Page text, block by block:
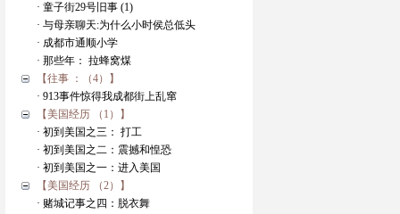
· 童子街29号旧事 (1)
· 与母亲聊天:为什么小时侯总低头
· 成都市通顺小学
· 那些年： 拉蜂窝煤
【往事 ：（4）】
· 913事件惊得我成都街上乱窜
【美国经历 （1）】
· 初到美国之三： 打工
· 初到美国之二：震撼和惶恐
· 初到美国之一：进入美国
【美国经历 （2）】
· 赌城记事之四：脱衣舞